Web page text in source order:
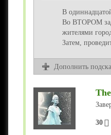
В
Во ВТОРОМ
жителями
Затем,
Дополнить
30